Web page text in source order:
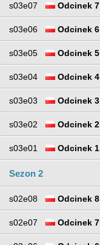
s03e07 Odcinek 7
s03e06 Odcinek 6
s03e05 Odcinek 5
s03e04 Odcinek 4
s03e03 Odcinek 3
s03e02 Odcinek 2
s03e01 Odcinek 1
Sezon 2
s02e08 Odcinek 8
s02e07 Odcinek 7